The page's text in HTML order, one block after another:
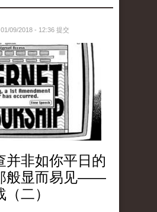
09/2018 - 12:36 提交
并非如你平日的
般显而易见——
二）